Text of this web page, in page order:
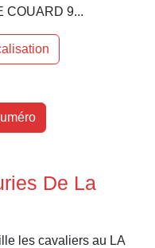
COUARD 9...
De La
les cavaliers au LA